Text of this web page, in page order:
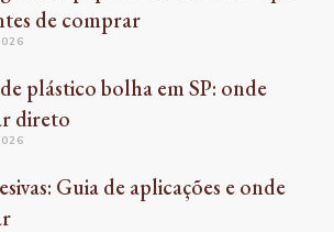
de comprar
plástico bolha em SP: onde
direto
Guia de aplicações e onde